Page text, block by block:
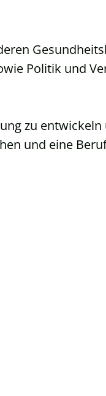
Politik und
zu entwickeln
und eine